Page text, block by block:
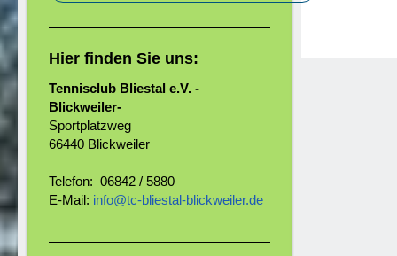
Hier finden Sie uns:
Tennisclub Bliestal e.V. -
Blickweiler-
Sportplatzweg
66440 Blickweiler
Telefon: 06842 / 5880
E-Mail: info@tc-bliestal-blickweiler.de